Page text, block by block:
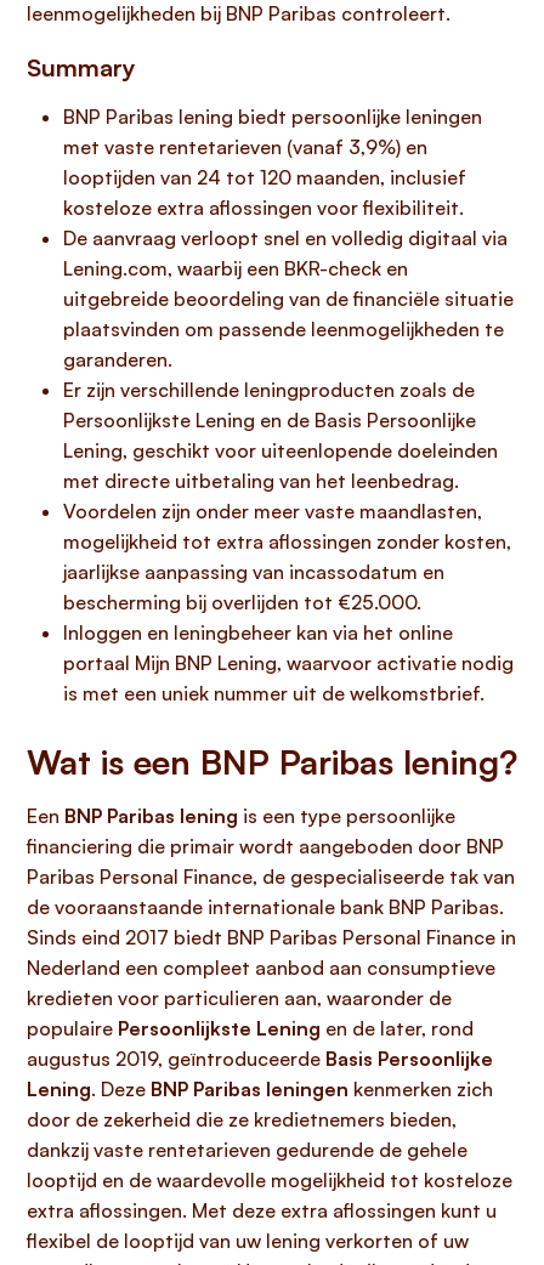
leenmogelijkheden bij BNP Paribas controleert.
Summary
BNP Paribas lening biedt persoonlijke leningen
met vaste rentetarieven (vanaf 3,9%) en
looptijden van 24 tot 120 maanden, inclusief
kosteloze extra aflossingen voor flexibiliteit.
De aanvraag verloopt snel en volledig digitaal via
Lening.com, waarbij een BKR-check en
uitgebreide beoordeling van de financiële situatie
plaatsvinden om passende leenmogelijkheden te
garanderen.
Er zijn verschillende leningproducten zoals de
Persoonlijkste Lening en de Basis Persoonlijke
Lening, geschikt voor uiteenlopende doeleinden
met directe uitbetaling van het leenbedrag.
Voordelen zijn onder meer vaste maandlasten,
mogelijkheid tot extra aflossingen zonder kosten,
jaarlijkse aanpassing van incassodatum en
bescherming bij overlijden tot €25.000.
Inloggen en leningbeheer kan via het online
portaal Mijn BNP Lening, waarvoor activatie nodig
is met een uniek nummer uit de welkomstbrief.
Wat is een BNP Paribas lening?
Een BNP Paribas lening is een type persoonlijke
financiering die primair wordt aangeboden door BNP
Paribas Personal Finance, de gespecialiseerde tak van
de vooraanstaande internationale bank BNP Paribas.
Sinds eind 2017 biedt BNP Paribas Personal Finance in
Nederland een compleet aanbod aan consumptieve
kredieten voor particulieren aan, waaronder de
populaire Persoonlijkste Lening en de later, rond
augustus 2019, geïntroduceerde Basis Persoonlijke
Lening. Deze BNP Paribas leningen kenmerken zich
door de zekerheid die ze kredietnemers bieden,
dankzij vaste rentetarieven gedurende de gehele
looptijd en de waardevolle mogelijkheid tot kosteloze
extra aflossingen. Met deze extra aflossingen kunt u
flexibel de looptijd van uw lening verkorten of uw